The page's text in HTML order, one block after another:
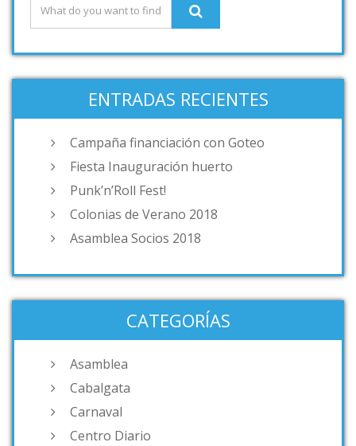
ENTRADAS RECIENTES
Campaña financiación con Goteo
Fiesta Inauguración huerto
Punk’n’Roll Fest!
Colonias de Verano 2018
Asamblea Socios 2018
CATEGORÍAS
Asamblea
Cabalgata
Carnaval
Centro Diario